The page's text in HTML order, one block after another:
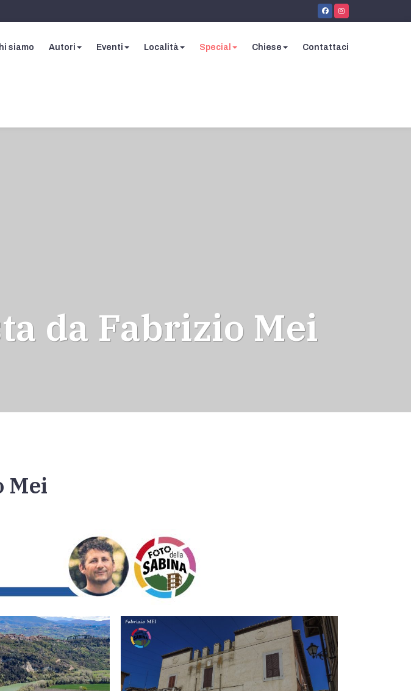
siamo Autori Eventi Località Special Chiese Contattaci
da Fabrizio Mei
Mei